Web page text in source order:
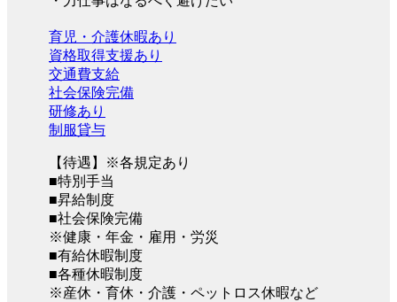
育児・介護休暇あり
資格取得支援あり
交通費支給
社会保険完備
研修あり
制服貸与
【待遇】※各規定あり
■特別手当
■昇給制度
■社会保険完備
※健康・年金・雇用・労災
■有給休暇制度
■各種休暇制度
※産休・育休・介護・ペットロス休暇など